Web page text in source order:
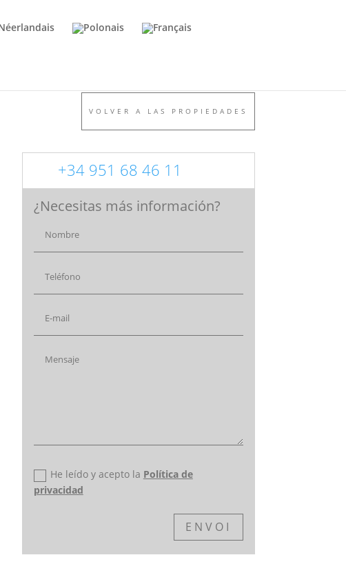
VOLVER A LAS PROPIEDADES
+34 951 68 46 11
¿Necesitas más información?
He leído y acepto la Política de
privacidad
ENVOI